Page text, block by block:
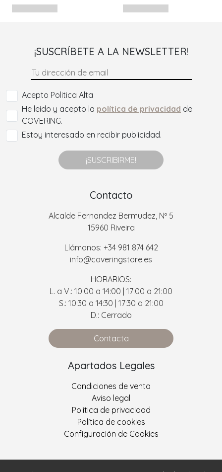
¡SUSCRÍBETE A LA NEWSLETTER!
Acepto Politica Alta
He leído y acepto la política de privacidad de
COVERING.
Estoy interesado en recibir publicidad.
¡SUSCRIBIRME!
Contacto
Alcalde Fernandez Bermudez, Nº 5
15960 Riveira
Llámanos: +34 981 874 642
info@coveringstore.es
HORARIOS:
L. a V.: 10:00 a 14:00 | 17:00 a 21:00
S.: 10:30 a 14:30 | 17:30 a 21:00
D.: Cerrado
Contacta
Apartados Legales
Condiciones de venta
Aviso legal
Política de privacidad
Política de cookies
Configuración de Cookies